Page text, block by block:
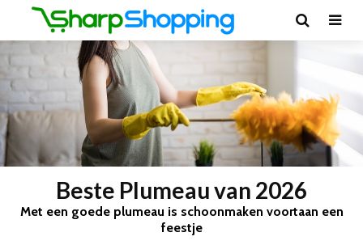
Beste Plumeau van 2026
Met een goede plumeau is schoonmaken voortaan een
feestje